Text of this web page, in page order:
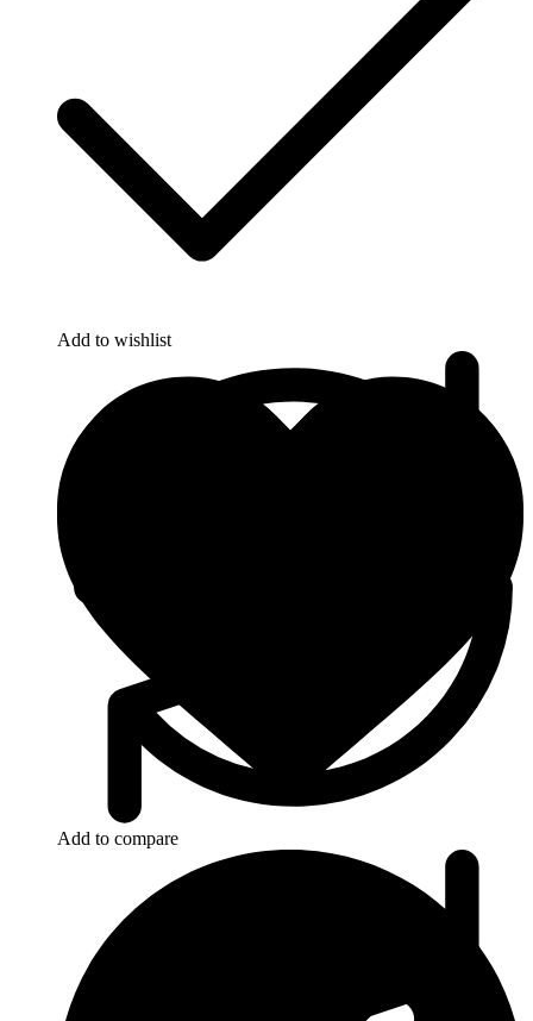
Add to wishlist
Add to compare